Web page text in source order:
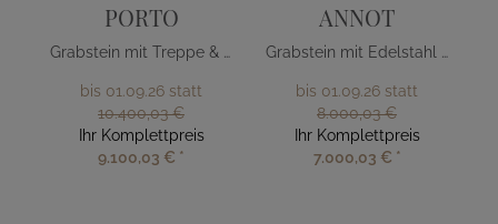
PORTO
Grabstein mit Treppe & Edelstahl Kreuz
bis 01.09.26 statt
10.400,03 €
Ihr Komplettpreis
9.100,03 € *
ANNOT
Grabstein mit Edelstahl Baum
bis 01.09.26 statt
8.000,03 €
Ihr Komplettpreis
7.000,03 € *